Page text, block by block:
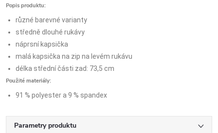
Popis produktu:
různé barevné varianty
středně dlouhé rukávy
náprsní kapsička
malá kapsička na zip na levém rukávu
délka střední části zad: 73,5 cm
Použité materiály:
91 % polyester a 9 % spandex
Parametry produktu